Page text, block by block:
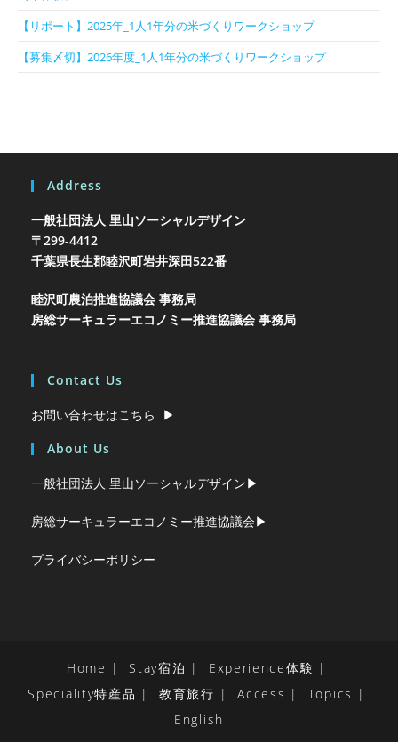
【リポート】2025年_1人1年分の米づくりワークショップ
【募集〆切】2026年度_1人1年分の米づくりワークショップ
Address
一般社団法人 里山ソーシャルデザイン
〒299-4412
千葉県長生郡睦沢町岩井深田522番
睦沢町農泊推進協議会 事務局
房総サーキュラーエコノミー推進協議会 事務局
Contact Us
お問い合わせはこちら ▶︎
About Us
一般社団法人 里山ソーシャルデザイン▶︎
房総サーキュラーエコノミー推進協議会▶︎
プライバシーポリシー
Home Stay宿泊
Experience体験
Speciality特産品
教育旅行 Access
Topics
English